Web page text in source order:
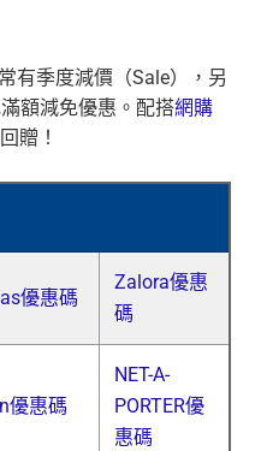
有季度減價（Sale），另
額減免優惠。配搭網購
贈！
優惠碼
Zalora優惠
碼
優惠碼
NET-A-
PORTER優
惠碼